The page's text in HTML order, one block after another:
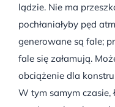
lądzie. Nie ma
pochłaniałyby pęd
generowane są fale;
fale się załamują.
obciążenie dla
W tym samym czasie,